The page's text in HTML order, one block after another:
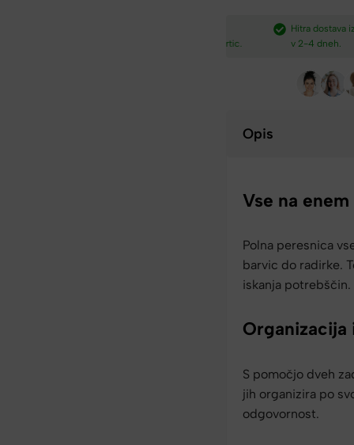
Hitra dostava iz
v 2-4 dneh.​
Opis
Vse na
Polna peresnica
barvic do radirke.
iskanja potrebščin.
Organizacija
S pomočjo dveh
jih organizira po
odgovornost.